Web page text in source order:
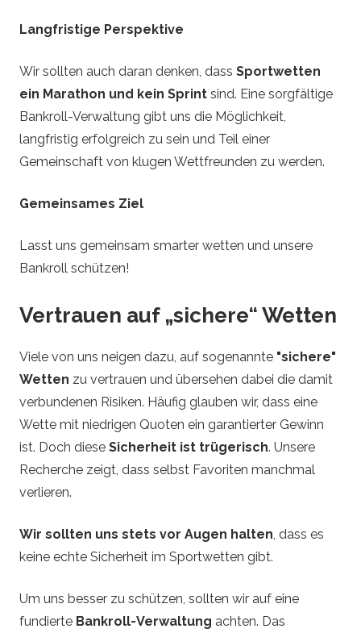
Langfristige Perspektive
Wir sollten auch daran denken, dass Sportwetten
ein Marathon und kein Sprint sind. Eine sorgfältige
Bankroll-Verwaltung gibt uns die Möglichkeit,
langfristig erfolgreich zu sein und Teil einer
Gemeinschaft von klugen Wettfreunden zu werden.
Gemeinsames Ziel
Lasst uns gemeinsam smarter wetten und unsere
Bankroll schützen!
Vertrauen auf „sichere“ Wetten
Viele von uns neigen dazu, auf sogenannte "sichere"
Wetten zu vertrauen und übersehen dabei die damit
verbundenen Risiken. Häufig glauben wir, dass eine
Wette mit niedrigen Quoten ein garantierter Gewinn
ist. Doch diese Sicherheit ist trügerisch. Unsere
Recherche zeigt, dass selbst Favoriten manchmal
verlieren.
Wir sollten uns stets vor Augen halten , dass es
keine echte Sicherheit im Sportwetten gibt.
Um uns besser zu schützen, sollten wir auf eine
fundierte Bankroll-Verwaltung achten. Das